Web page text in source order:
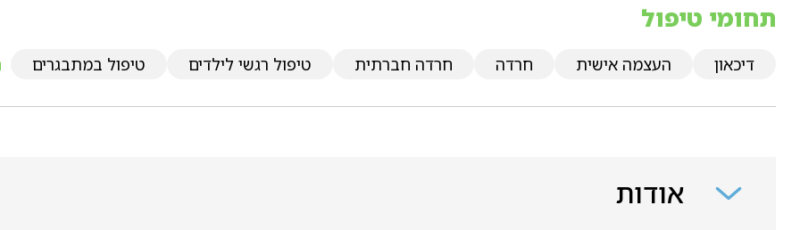
תחומי טיפול
דיכאון העצמה אישית חרדה חרדה חברתית טיפול רגשי לילדים טיפול במתבגרים
אודות